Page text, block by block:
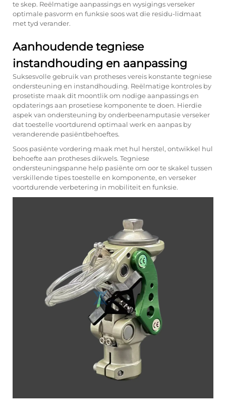
te skep. Reëlmatige aanpassings en wysigings verseker
optimale pasvorm en funksie soos wat die residu-lidmaat
met tyd verander.
Aanhoudende tegniese
instandhouding en aanpassing
Suksesvolle gebruik van protheses vereis konstante tegniese
ondersteuning en instandhouding. Reëlmatige kontroles by
prosetiste maak dit moontlik om nodige aanpassings en
opdaterings aan prosetiese komponente te doen. Hierdie
aspek van ondersteuning by onderbeenamputasie verseker
dat toestelle voortdurend optimaal werk en aanpas by
veranderende pasiëntbehoeftes.
Soos pasiënte vordering maak met hul herstel, ontwikkel hul
behoefte aan protheses dikwels. Tegniese
ondersteuningspanne help pasiënte om oor te skakel tussen
verskillende tipes toestelle en komponente, en verseker
voortdurende verbetering in mobiliteit en funksie.